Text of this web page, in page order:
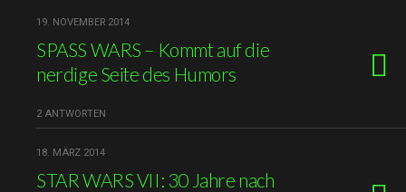
19. NOVEMBER 2014
SPASS WARS – Kommt auf die
nerdige Seite des Humors
2 ANTWORTEN
18. MÄRZ 2014
STAR WARS VII: 30 Jahre nach